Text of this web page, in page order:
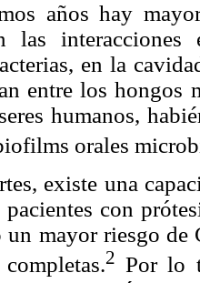
años hay
las
en la
entre los hongos
humanos,
orales
existe una
con
un mayor riesgo de
2 Por lo